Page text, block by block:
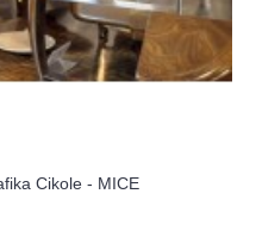
Cikole - MICE